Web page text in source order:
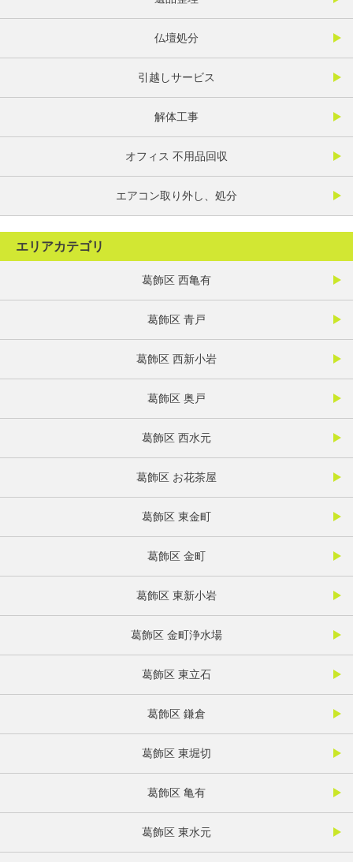
仏壇処分
引越しサービス
解体工事
オフィス 不用品回収
エアコン取り外し、処分
エリアカテゴリ
葛飾区 西亀有
葛飾区 青戸
葛飾区 西新小岩
葛飾区 奥戸
葛飾区 西水元
葛飾区 お花茶屋
葛飾区 東金町
葛飾区 金町
葛飾区 東新小岩
葛飾区 金町浄水場
葛飾区 東立石
葛飾区 鎌倉
葛飾区 東堀切
葛飾区 亀有
葛飾区 東水元